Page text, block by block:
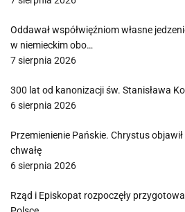
Oddawał współwięźniom własne
w niemieckim obo…
7 sierpnia 2026
300 lat od kanonizacji św. Stanisława
6 sierpnia 2026
Przemienienie Pańskie. Chrystus
chwałę
6 sierpnia 2026
Rząd i Episkopat rozpoczęły